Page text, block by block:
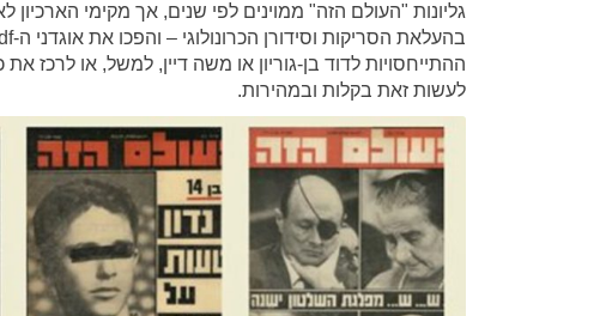
גליונות "העולם הזה" ממוינים לפי שנים, אך מקימי הארכיון
בהעלאת הסריקות וסידורן הכרונולוגי – והפכו את אוגדני ה-pdf המצהיבים
ההתייחסויות לדוד בן-גוריון או משה דיין, למשל, או לרכז
לעשות זאת בקלות ובמהירות.